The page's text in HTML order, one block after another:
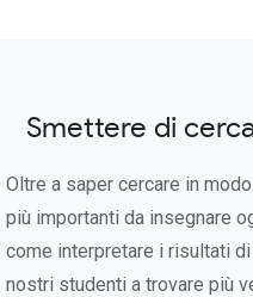
Smettere di
Oltre a saper cercare in
più importanti da insegnare
come interpretare i risultati
nostri studenti a trovare più